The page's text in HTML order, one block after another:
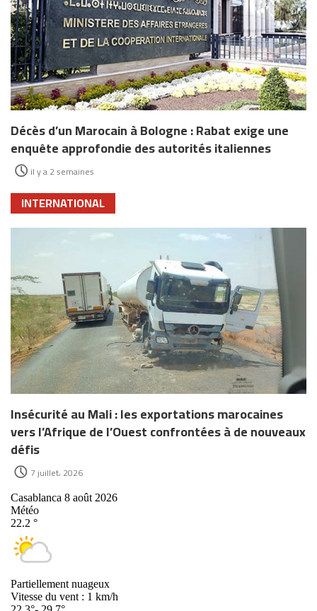
Décès d’un Marocain à Bologne : Rabat exige une
enquête approfondie des autorités italiennes
il y a 2 semaines
INTERNATIONAL
Insécurité au Mali : les exportations marocaines
vers l’Afrique de l’Ouest confrontées à de nouveaux
défis
7 juillet، 2026